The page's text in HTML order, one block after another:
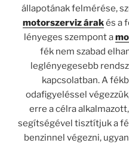
állapotának felmérése,
motorszerviz árakés a
lényeges szempont a
fék nem szabad
leglényegesebb
kapcsolatban. A
odafigyeléssel
erre a célra
segítségével tisztítjuk a
benzinnel végezni,